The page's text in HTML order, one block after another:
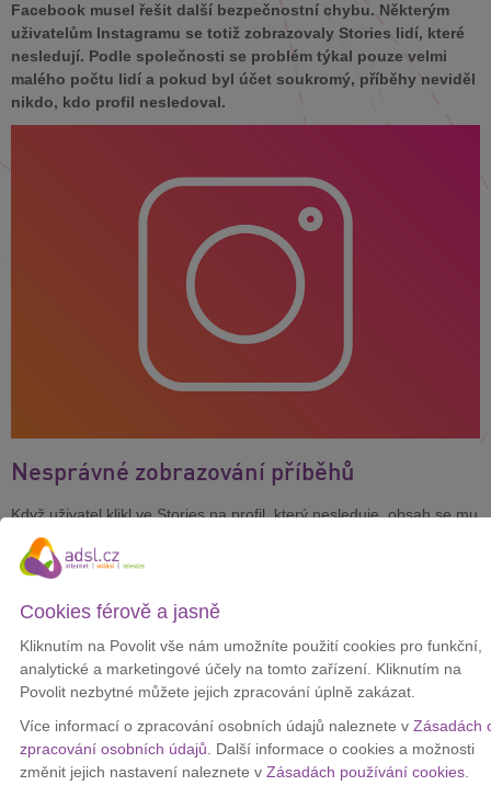
Facebook musel řešit další bezpečnostní chybu. Některým
uživatelům Instagramu se totiž zobrazovaly Stories lidí, které
nesledují. Podle společnosti se problém týkal pouze velmi
malého počtu lidí a pokud byl účet soukromý, příběhy neviděl
nikdo, kdo profil nesledoval.
Nesprávné zobrazování příběhů
Když uživatel klikl ve Stories na profil, který nesleduje, obsah se mu
nezobrazil.
prý chybu vyřešil během několika hodin a nyní už vše funguje tak,
jak má.
Stories na Facebookuchyba nijak neovlivnila, i tak ale došlo k
ohrožení soukromí500 milionů lidí, kteří Instagramové příběhy
každodenně používají.
Další z mnoha bezpečnostních problémů
Facebook se momentálně potýká svelkými bezpečnostními
problémya stále se objevují nové skandály, které zpochybňují jeho
Cookies férově a jasně
Kliknutím na Povolit vše nám umožníte použití cookies pro funkční,
analytické a marketingové účely na tomto zařízení. Kliknutím na
Povolit nezbytné můžete jejich zpracování úplně zakázat.
Více informací o zpracování osobních údajů naleznete v Zásadách
zpracování osobních údajů . Další informace o cookies a možnosti
změnit jejich nastavení naleznete v Zásadách používání cookies.